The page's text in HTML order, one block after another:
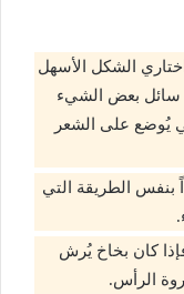
الشكل الأسهل
سائل بعض الشيء
يُوضع على الشعر
الطريقة التي
كان بخاخ يُرش
الرأس.